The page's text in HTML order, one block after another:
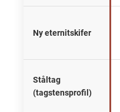
Ny eternitskifer
Ståltag
(tagstensprofil)